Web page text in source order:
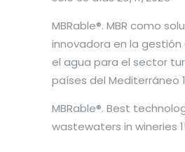
MBRable®. MBR como
innovadora en la
el agua para el sector
países del Mediterráneo
MBRable®. Best
wastewaters in wineries